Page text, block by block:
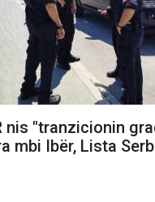
nis "tranzicionin
mbi Ibër, Lista